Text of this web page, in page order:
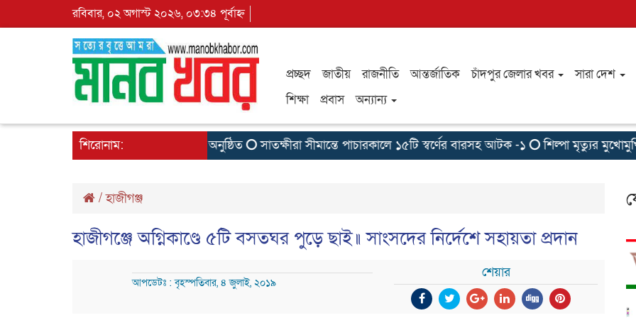
রবিবার, ০২ অগাস্ট ২০২৬, ০৩:৩৪ পূর্বাহ্ন
প্রচ্ছদ জাতীয় রাজনীতি আন্তর্জাতিক চাঁদপুর জেলার খবর সারা দেশ
শিক্ষা
প্রবাস অন্যান্য
শিরোনাম:
প্রোডাক্টস লিমিটেডের রিজিওনাল মিট অনুষ্ঠিত সাতক্ষীরা সীমান্তে পাচারকালে ১৫টি স্বর্ণের বারসহ আটক -১ শিল্পা মৃত্যুর মুখোমুখি
/হাজীগঞ্জ
হাজীগঞ্জে অগ্নিকাণ্ডে ৫টি বসতঘর পুড়ে ছাই॥ সাংসদের নির্দেশে সহায়তা প্রদান
আপডেটঃ : বৃহস্পতিবার, ৪ জুলাই, ২০১৯
শেয়ার